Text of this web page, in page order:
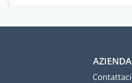
AZIENDA
Contattaci